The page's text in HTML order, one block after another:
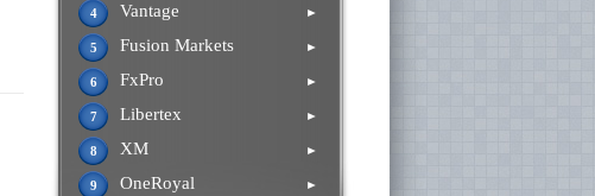
4 Vantage ►
5 Fusion Markets ►
6 FxPro ►
7 Libertex ►
8 XM ►
9 OneRoyal ►